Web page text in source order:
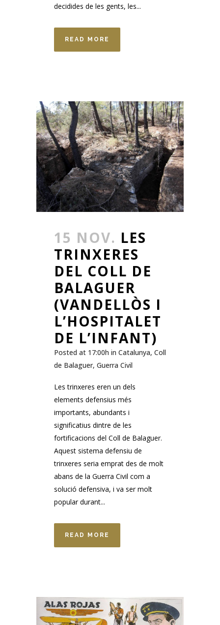
decidides de les gents, les...
READ MORE
15 NOV. LES
TRINXERES
DEL COLL DE
BALAGUER
(VANDELLÒS I
L’HOSPITALET
DE L’INFANT)
Posted at 17:00h in Catalunya, Coll
de Balaguer, Guerra Civil
Les trinxeres eren un dels
elements defensius més
importants, abundants i
significatius dintre de les
fortificacions del Coll de Balaguer.
Aquest sistema defensiu de
trinxeres seria emprat des de molt
abans de la Guerra Civil com a
solució defensiva, i va ser molt
popular durant...
READ MORE